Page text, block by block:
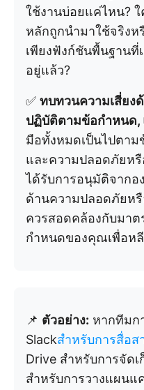
ใช้งานบ่อยแค่ไหน?
หลักถูกนำมาใช้จริงห
เพียงฟังก์ชันพื้นฐานที่
อยู่แล้ว?
✅ ทบทวนความเสี่ยง
ปฏิบัติตามข้อกำหนด,
มือทั้งหมดเป็นไปตา
และความปลอดภัยหรื
ได้รับการอนุมัติจากอ
ด้านความปลอดภัยหรื
ควรสอดคล้องกับมา
กำหนดของคุณเพื่อหลี
📌 ตัวอย่าง: หากทีมก
Slackสำหรับการสื่อส
Drive สำหรับการจัด
สำหรับการวางแผนแ